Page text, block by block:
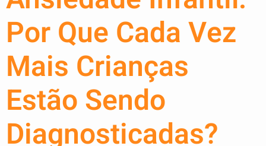
Por Que Cada Vez
Mais Crianças
Estão Sendo
Diagnosticadas?